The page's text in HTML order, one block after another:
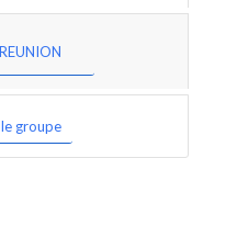
groupe